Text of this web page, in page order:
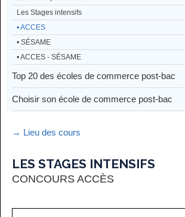
Les Stages intensifs
• ACCES
• SÉSAME
• ACCES - SÉSAME
Top 20 des écoles de commerce post-bac
Choisir son école de commerce post-bac
→ Lieu des cours
LES STAGES INTENSIFS
CONCOURS ACCÈS